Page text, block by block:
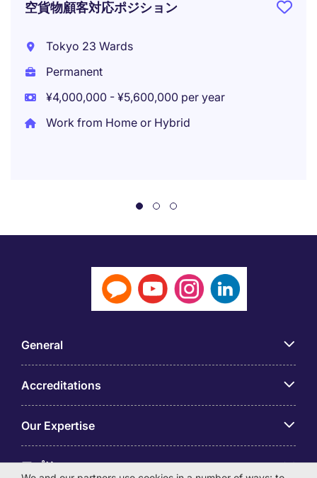
空貨物顧客対応ポジション
Tokyo 23 Wards
Permanent
¥4,000,000 - ¥5,600,000 per year
Work from Home or Hybrid
General
Accreditations
Our Expertise
アプリ